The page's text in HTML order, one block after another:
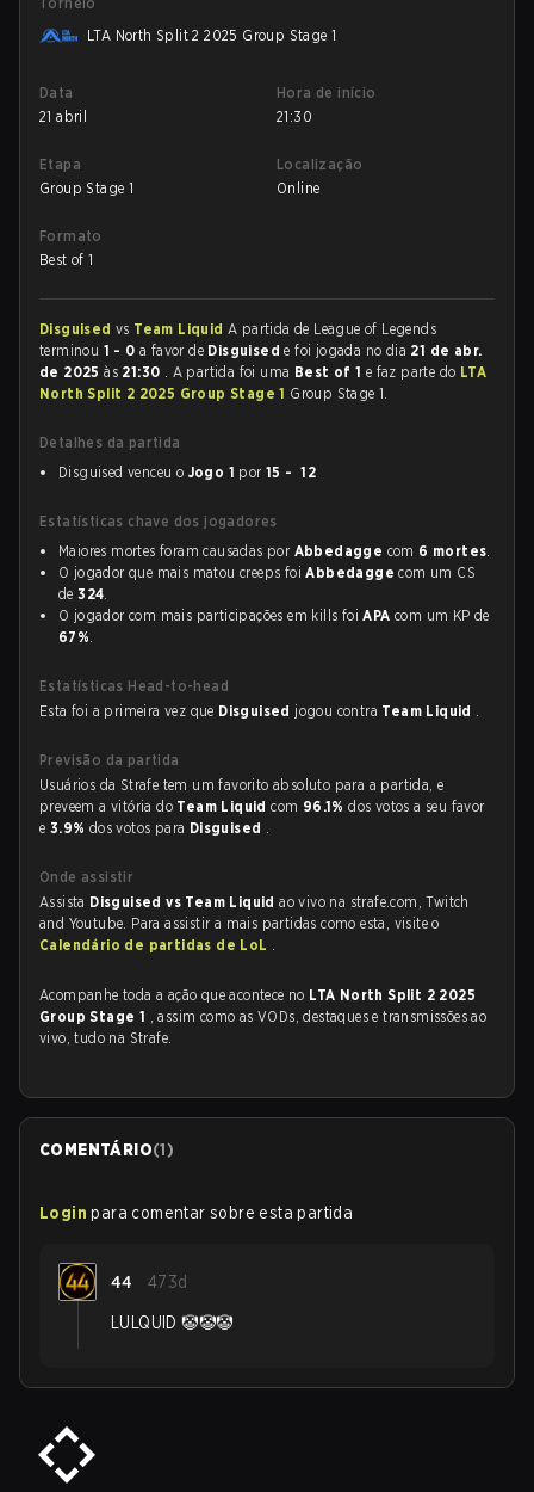
LTA North Split 2 2025 Group Stage 1
Data
21 abril
Hora de início
21:30
Etapa
Group Stage 1
Localização
Online
Formato
Best of 1
Disguised vs Team LiquidA partida de League of Legends
terminou 1 - 0 a favor de Disguisede foi jogada no dia 21 de abr.
de 2025às 21:30 . A partida foi uma Best of 1 e faz parte do LTA
North Split 2 2025 Group Stage 1 Group Stage 1.
Detalhes da partida
Disguised venceu o Jogo 1 por15 - 12
Estatísticas chave dos jogadores
Maiores mortes foram causadas por Abbedagge com 6 mortes.
O jogador que mais matou creeps foiAbbedagge com um CS
de324.
O jogador com mais participações em kills foiAPA com um KP de
67%.
Estatísticas Head-to-head
Esta foi a primeira vez que Disguised jogou contra Team Liquid .
Previsão da partida
Usuários da Strafe tem um favorito absoluto para a partida, e
preveem a vitória do Team Liquidcom 96.1%dos votos a seu favor
e 3.9% dos votos para Disguised .
Onde assistir
Assista Disguised vs Team Liquidao vivo na strafe.com, Twitch
and Youtube. Para assistir a mais partidas como esta, visite o
Calendário de partidas de LoL .
Acompanhe toda a ação que acontece no LTA North Split 2 2025
Group Stage 1 , assim como as VODs, destaques e transmissões ao
vivo, tudo na Strafe.
COMENTÁRIO(1)
Login para comentar sobre esta partida
44 473d
LULQUID 🤡🤡🤡